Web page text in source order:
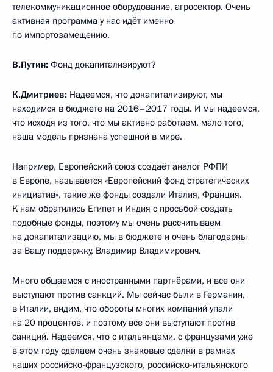
телекоммуникационное оборудование, агросектор. Очень
активная программа у нас идёт именно
по импортозамещению.
В.Путин: Фонд докапитализируют?
К.Дмитриев: Надеемся, что докапитализируют, мы
находимся в бюджете на 2016–2017 годы. И мы надеемся,
что исходя из того, что мы активно работаем, мало того,
наша модель признана успешной в мире.
Например, Европейский союз создаёт аналог РФПИ
в Европе, называется «Европейский фонд стратегических
инициатив», такие же фонды создали Италия, Франция.
К нам обратились Египет и Индия с просьбой создать
подобные фонды, поэтому мы очень рассчитываем
на докапитализацию, мы в бюджете и очень благодарны
за Вашу поддержку, Владимир Владимирович.
Много общаемся с иностранными партнёрами, и все они
выступают против санкций. Мы сейчас были в Германии,
в Италии, видим, что обороты многих компаний упали
на 20 процентов, и поэтому все они выступают против
санкций. Надеемся, что с итальянцами, с французами уже
в этом году сделаем очень знаковые сделки в рамках
наших российско-французского, российско-итальянского